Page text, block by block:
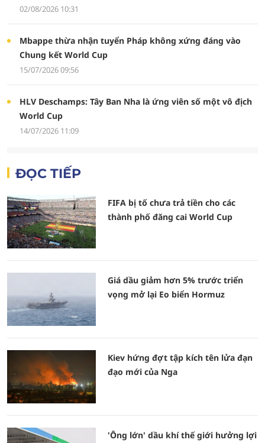
02/08/2026 10:31
Mbappe thừa nhận tuyển Pháp không xứng đáng vào
Chung kết World Cup
15/07/2026 09:56
HLV Deschamps: Tây Ban Nha là ứng viên số một vô địch
World Cup
14/07/2026 11:09
ĐỌC TIẾP
FIFA bị tố chưa trả tiền cho các
thành phố đăng cai World Cup
Giá dầu giảm hơn 5% trước triển
vọng mở lại Eo biển Hormuz
Kiev hứng đợt tập kích tên lửa đạn
đạo mới của Nga
'Ông lớn' dầu khí thế giới hưởng lợi